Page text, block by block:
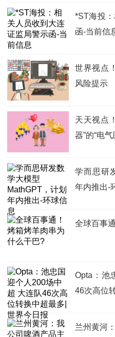
*ST海投
函-当前信
世界视点
风险提示
天天视点
器”的“电气
学而思研
年内推出-
全球百事
Opta：池
46次高位
兰州黄河